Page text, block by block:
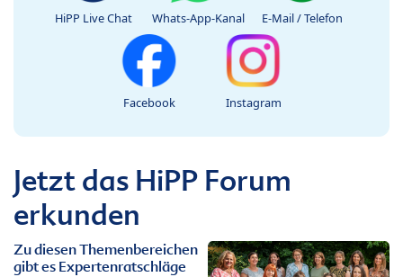
HiPP Live Chat Whats-App-Kanal E-Mail / Telefon
Facebook Instagram
Jetzt das HiPP Forum
erkunden
Zu diesen Themenbereichen
gibt es Expertenratschläge